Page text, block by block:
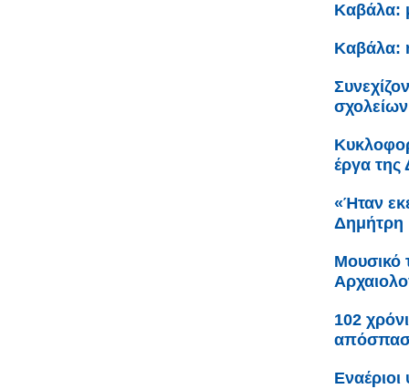
Καβάλα:
Καβάλα:
έργα
«Ήταν
Δημήτρη
Μουσικό
102